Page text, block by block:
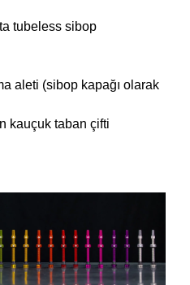
tubeless sibop
aleti (sibop kapağı olarak
kauçuk taban çifti